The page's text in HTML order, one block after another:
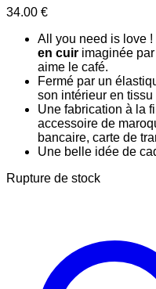
34.00 €
All you need is love
en cuir imaginée
aime le café.
Fermé par un
son intérieur en
Une fabrication à la
accessoire de
bancaire, carte de
Une belle idée de
Rupture de stock